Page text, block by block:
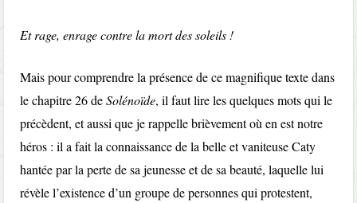
Et rage, enrage contre la mort des soleils !
Mais pour comprendre la présence de ce magnifique texte dans
le chapitre 26 deSolénoïde, il faut lire les quelques mots qui le
précèdent, et aussi que je rappelle brièvement où en est notre
héros : il a fait la connaissance de la belle et vaniteuse Caty
hantée par la perte de sa jeunesse et de sa beauté, laquelle lui
révèle l’existence d’un groupe de personnes qui protestent,